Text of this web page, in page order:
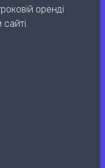
оренді